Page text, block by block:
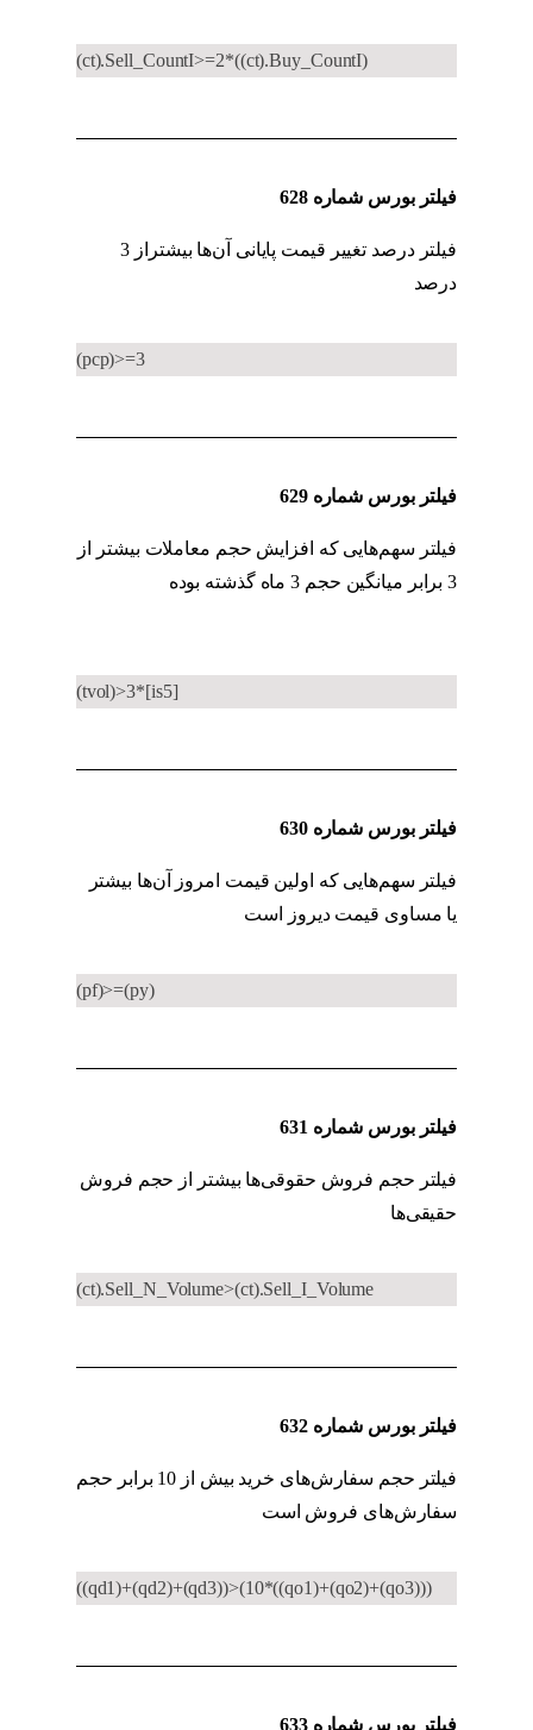
(ct).Sell_CountI>=2*((ct).Buy_CountI)
فیلتر بورس شماره 628
فیلتر درصد تغییر قیمت پایانی آن‌ها بیشتراز 3
درصد
(pcp)>=3
فیلتر بورس شماره 629
فیلتر سهم‌هایی که افزایش حجم معاملات بیشتر از
3 برابر میانگین حجم 3 ماه گذشته بوده
(tvol)>3*[is5]
فیلتر بورس شماره 630
فیلتر سهم‌هایی که اولین قیمت امروز آن‌ها بیشتر
یا مساوی قیمت دیروز است
(pf)>=(py)
فیلتر بورس شماره 631
فیلتر حجم فروش حقوقی‌ها بیشتر از حجم فروش
حقیقی‌ها
(ct).Sell_N_Volume>(ct).Sell_I_Volume
فیلتر بورس شماره 632
فیلتر حجم سفارش‌های خرید بیش از 10 برابر حجم
سفارش‌های فروش است
((qd1)+(qd2)+(qd3))>(10*((qo1)+(qo2)+(qo3)))
فیلتر بورس شماره 633